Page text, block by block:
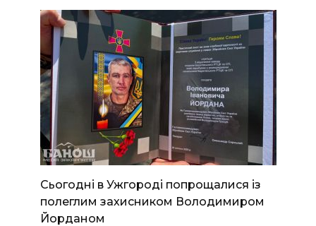
Сьогодні в Ужгороді попрощалися із
полеглим захисником Володимиром
Йорданом